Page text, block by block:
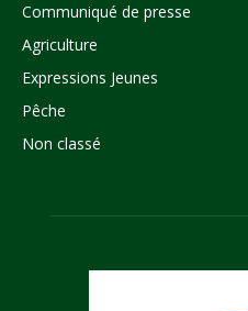
Communiqué de presse
Agriculture
Expressions Jeunes
Pêche
Non classé